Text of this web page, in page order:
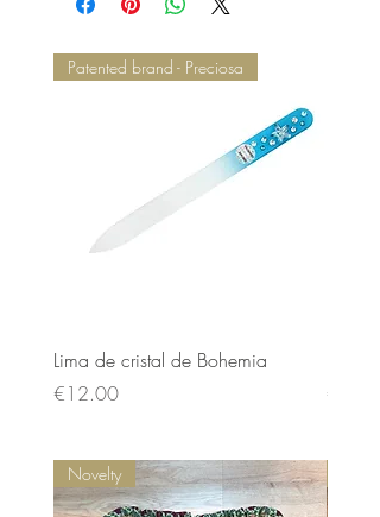
Patented brand - Preciosa
Lima de cristal de Bohemia
Price
€12.00
Price
€12.00
Novelty